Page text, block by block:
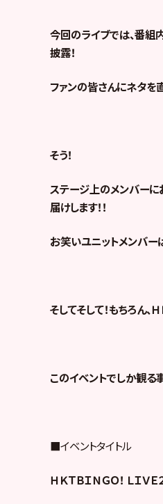
今回のライブでは、番組
披露！
ファンの皆さんにネタを
そう！
ステージ上のメンバーに
届けします！！
お笑いユニットメンバー
そしてそして！もちろん、
このイベントでしか観る
■イベントタイトル
ＨＫＴＢＩＮＧＯ！ ＬＩ